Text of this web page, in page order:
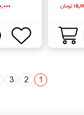
تومان
1
2
3